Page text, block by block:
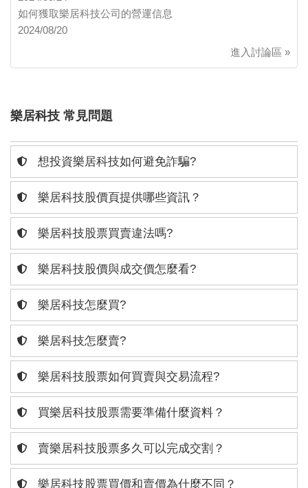
如何獲取樂居科技公司的營運信息
2024/08/20
進入討論區 »
樂居科技 常見問題
想投資樂居科技如何避免詐騙?
樂居科技股價頁提供哪些資訊？
樂居科技股票買賣違法嗎?
樂居科技股價與成交價怎麼看?
樂居科技怎麼買?
樂居科技怎麼賣?
樂居科技股票如何買賣與交易流程?
買樂居科技股票需要準備什麼資料？
賣樂居科技股票多久可以完成交割？
樂居科技股票買價和賣價為什麼不同？